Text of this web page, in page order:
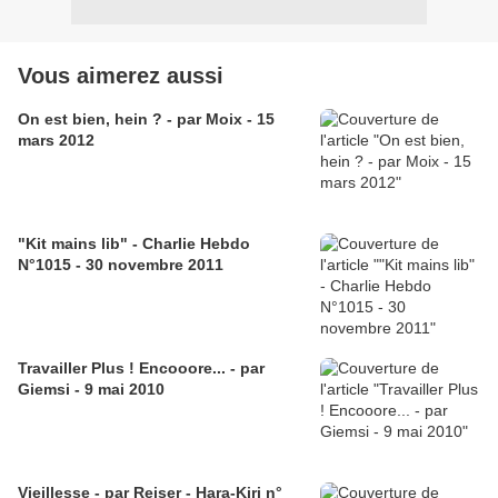
Vous aimerez aussi
On est bien, hein ? - par Moix - 15
mars 2012
"Kit mains lib" - Charlie Hebdo
N°1015 - 30 novembre 2011
Travailler Plus ! Encooore... - par
Giemsi - 9 mai 2010
Vieillesse - par Reiser - Hara-Kiri n°